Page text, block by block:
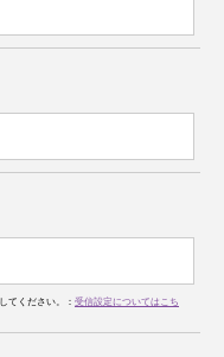
てください。： 受信設定についてはこち